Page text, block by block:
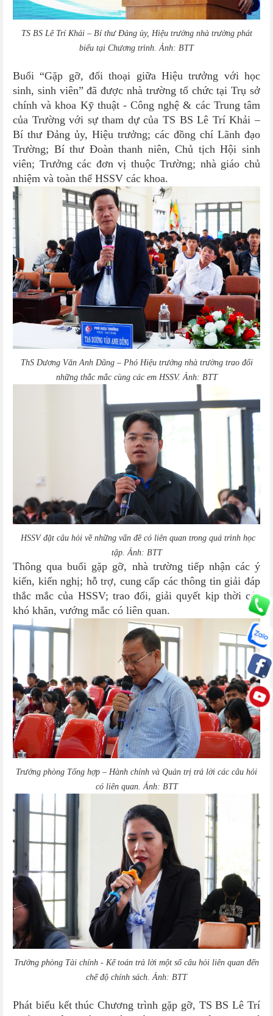
TS BS Lê Trí Khải – Bí thư Đảng ủy, Hiệu trưởng nhà trường phát
biểu tại Chương trình. Ảnh: BTT
Buổi “Gặp gỡ, đối thoại giữa Hiệu trưởng với học
sinh, sinh viên” đã được nhà trường tổ chức tại Trụ sở
chính và khoa Kỹ thuật - Công nghệ & các Trung tâm
của Trường với sự tham dự của TS BS Lê Trí Khải –
Bí thư Đảng ủy, Hiệu trưởng; các đồng chí Lãnh đạo
Trường; Bí thư Đoàn thanh niên, Chủ tịch Hội sinh
viên; Trưởng các đơn vị thuộc Trường; nhà giáo chủ
nhiệm và toàn thể HSSV các khoa.
ThS Dương Văn Anh Dũng – Phó Hiệu trưởng nhà trường trao đổi
những thắc mắc cùng các em HSSV. Ảnh: BTT
HSSV đặt câu hỏi về những vấn đề có liên quan trong quá trình học
tập. Ảnh: BTT
Thông qua buổi gặp gỡ, nhà trường tiếp nhận các ý
kiến, kiến nghị; hỗ trợ, cung cấp các thông tin giải đáp
thắc mắc của HSSV; trao đổi, giải quyết kịp thời các
khó khăn, vướng mắc có liên quan.
Trưởng phòng Tổng hợp – Hành chính và Quản trị trả lời các câu hỏi
có liên quan. Ảnh: BTT
Trưởng phòng Tài chính - Kế toán trả lời một số câu hỏi liên quan đến
chế độ chính sách. Ảnh: BTT
Phát biểu kết thúc Chương trình gặp gỡ, TS BS Lê Trí